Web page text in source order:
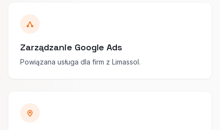
Zarządzanie Google Ads
Powiązana usługa dla firm z Limassol.